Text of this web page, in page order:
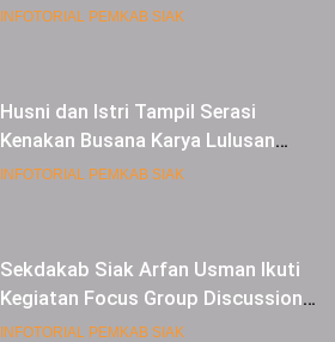
INFOTORIAL PEMKAB SIAK
Husni dan Istri Tampil Serasi
Kenakan Busana Karya Lulusan
SMK Pariwisata Siak, di Lancang
INFOTORIAL PEMKAB SIAK
Sekdakab Siak Arfan Usman Ikuti
Kegiatan Focus Group Discussion
Tentang Kebijakan Penganggaran
INFOTORIAL PEMKAB SIAK